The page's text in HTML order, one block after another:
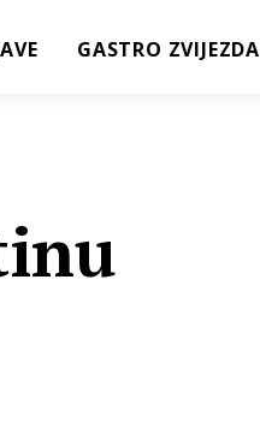
GASTRO ZVIJEZDA